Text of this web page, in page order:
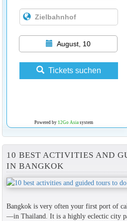
August, 10
Tickets suchen
Powered by 12Go Asiasystem
10 BEST ACTIVITIES AND
IN BANGKOK
Bangkok is very often your first port of
—in Thailand. It is a highly eclectic city